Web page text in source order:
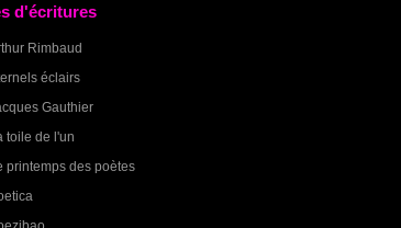
d'écritures
Rimbaud
éclairs
Gauthier
toile de l'un
printemps des poètes